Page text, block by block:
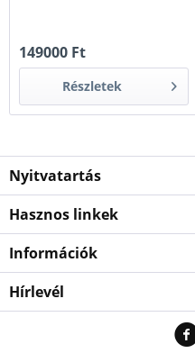
149000 Ft
Részletek
Nyitvatartás
Hasznos linkek
Információk
Hírlevél